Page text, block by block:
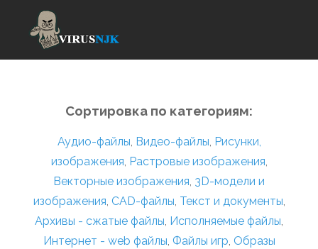
Сортировка по категориям:
Аудио-файлы, Видео-файлы, Рисунки,
изображения, Растровые изображения,
Векторные изображения, 3D-модели и
изображения, CAD-файлы, Текст и документы,
Архивы - сжатые файлы, Исполняемые файлы,
Интернет - web файлы, Файлы игр, Образы